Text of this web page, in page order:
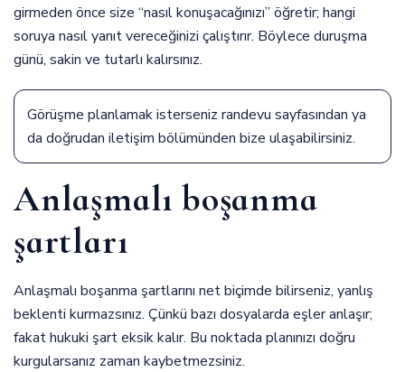
girmeden önce size “nasıl konuşacağınızı” öğretir; hangi
soruya nasıl yanıt vereceğinizi çalıştırır. Böylece duruşma
günü, sakin ve tutarlı kalırsınız.
Görüşme planlamak isterseniz randevu sayfasından ya
da doğrudan iletişim bölümünden bize ulaşabilirsiniz.
Anlaşmalı boşanma
şartları
Anlaşmalı boşanma şartlarını net biçimde bilirseniz, yanlış
beklenti kurmazsınız. Çünkü bazı dosyalarda eşler anlaşır;
fakat hukuki şart eksik kalır. Bu noktada planınızı doğru
kurgularsanız zaman kaybetmezsiniz.